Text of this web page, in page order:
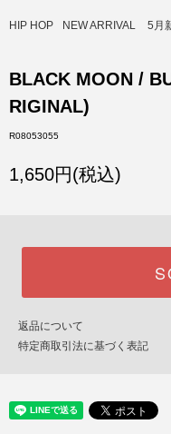
HIP HOP NEW ARRIVAL 5月
BLACK MOON /
RIGINAL)
R08053055
1,650円(税込)
返品について
特定商取引法に基づく表記